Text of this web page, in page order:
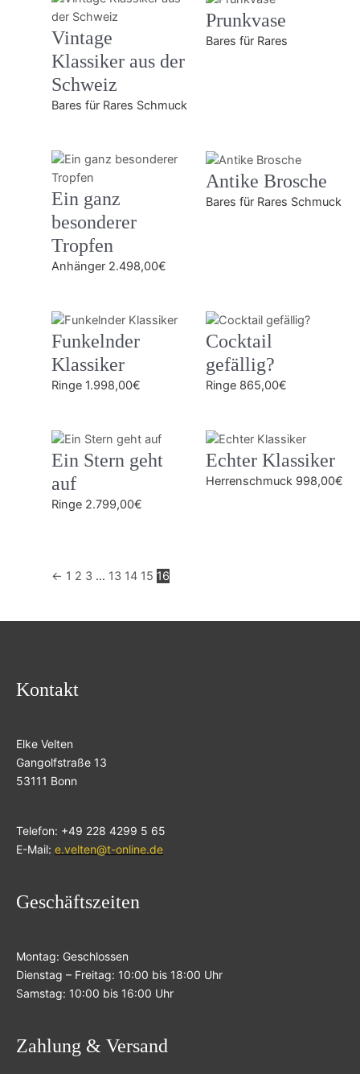
Vintage
Klassiker aus der
Schweiz
Bares für Rares Schmuck
Prunkvase
Bares für Rares
Ein ganz
besonderer
Tropfen
Anhänger 2.498,00€
Antike Brosche
Bares für Rares Schmuck
Funkelnder
Klassiker
Ringe 1.998,00€
Cocktail
gefällig?
Ringe 865,00€
Ein Stern geht
auf
Ringe 2.799,00€
Echter Klassiker
Herrenschmuck 998,00€
← 1 2 3 … 13 14 15 16
Kontakt
Elke Velten
Gangolfstraße 13
53111 Bonn
Telefon: +49 228 4299 5 65
E-Mail: e.velten@t-online.de
Geschäftszeiten
Montag: Geschlossen
Dienstag – Freitag: 10:00 bis 18:00 Uhr
Samstag: 10:00 bis 16:00 Uhr
Zahlung & Versand